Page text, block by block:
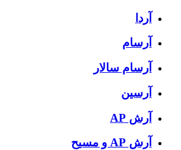
آردا
آرسام
آرسام سالار
آرسین
آرش AP
آرش AP و مسیح